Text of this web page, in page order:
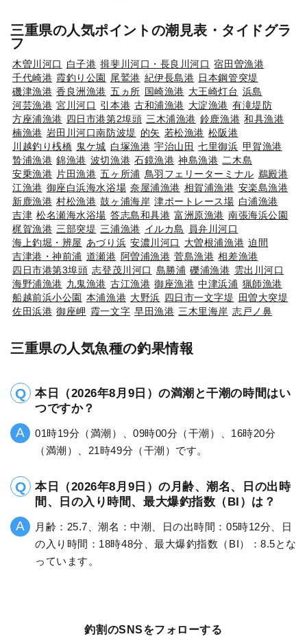
三重県の人気ポイントの潮見表・タイドグラ
フ
木曽川河口 白子港 揖斐川河口・長良川河口 宿田曽漁港
千代崎港 霞釣り公園 尾鷲港 紀伊長島港 日本鋼管突堤
磯津漁港 香良洲漁港 五ヵ所 国崎漁港 大王崎灯台 浜島
河芸漁港 宮川河口 引本港 古和浦漁港 大淀漁港 有滝堤防
方座浦漁港 四日市港第2埠頭 三木浦漁港 鈴鹿漁港 和具漁港
楠漁港 岩田川河口南防波堤 的矢 若松漁港 松阪港
川越釣り桟橋 鬼ケ城 白塚漁港 宇治山田 七里御浜 甲賀漁港
贄浦漁港 錦漁港 波切漁港 石鏡漁港 神島漁港 二木島
安乗漁港 片田漁港 五ヶ所浦 鳥羽フェリーターミナル 鵜殿港
江漁港 御座白浜海水浴場 奈屋浦漁港 相賀浦漁港 安楽島漁港
新鹿漁港 村松漁港 鼓ヶ浦海岸 津ボートレース場 白浦漁港
吉津 松名瀬海水浴場 答志島和具港 富洲原漁港 南張海浜公園
梶賀漁港 三部突堤 三浦漁港 イルカ島
員弁川河口
海上釣堀・辨屋 あづり浜 安濃川河口 大曽根浦漁港 迫間
吉津港・神前浦 道瀬港 阿曽浦漁港 菅島漁港 相差漁港
四日市港第3埠頭 志登茂川河口 島勝浦 礫浦漁港 雲出川河口
海野浦漁港 九鬼漁港 古江漁港 御座漁港 中津浜浦 猟師漁港
船越前浜小公園 本浦漁港 大野浜 四日市一文字堤 田曽大突堤
佐田浜港 御座岬 霞一文字 早田漁港 三木里海岸 志戸ノ鼻
三重県の人気魚種の釣果情報
本日（2026年8月9日）の満潮と干潮の時間はい
つですか？
01時19分（満潮）、09時00分（干潮）、16時20分
（満潮）、21時49分（干潮）です。
本日（2026年8月9日）の月齢、潮名、日の出時
間、日の入り時間、最大爆釣指数（BI）は？
月齢：25.7、潮名：中潮、日の出時間：05時12分、日
の入り時間：18時48分、最大爆釣指数（BI）：8.5とな
っています。
釣割のSNSをフォローする